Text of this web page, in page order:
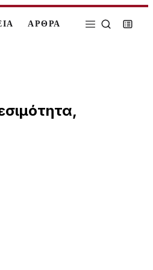
ΑΡΘΡΑ